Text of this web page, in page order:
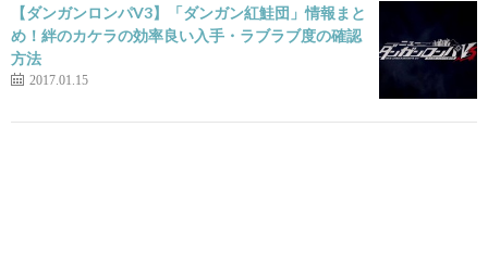
【ダンガンロンパV3】「ダンガン紅鮭団」情報まと
め！絆のカケラの効率良い入手・ラブラブ度の確認
方法
2017.01.15